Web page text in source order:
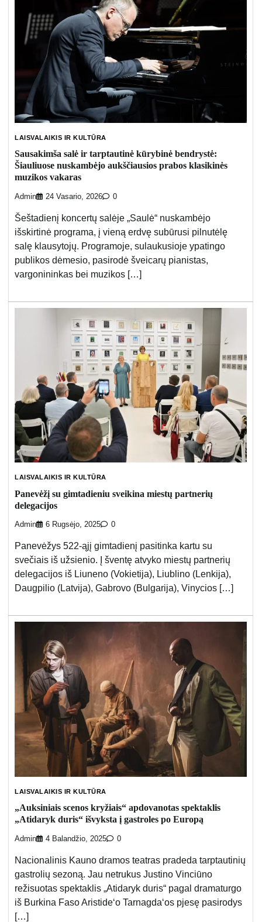
LAISVALAIKIS IR KULTŪRA
Sausakimša salė ir tarptautinė kūrybinė bendrystė:
Šiauliuose nuskambėjo aukščiausios prabos klasikinės
muzikos vakaras
Admin 24 Vasario, 2026 0
Šeštadienį koncertų salėje „Saulė“ nuskambėjo
išskirtinė programa, į vieną erdvę subūrusi pilnutėlę
salę klausytojų. Programoje, sulaukusioje ypatingo
publikos dėmesio, pasirodė šveicarų pianistas,
vargonininkas bei muzikos […]
LAISVALAIKIS IR KULTŪRA
Panevėžį su gimtadieniu sveikina miestų partnerių
delegacijos
Admin 6 Rugsėjo, 2025 0
Panevėžys 522-ąjį gimtadienį pasitinka kartu su
svečiais iš užsienio. Į šventę atvyko miestų partnerių
delegacijos iš Liuneno (Vokietija), Liublino (Lenkija),
Daugpilio (Latvija), Gabrovo (Bulgarija), Vinycios […]
LAISVALAIKIS IR KULTŪRA
„Auksiniais scenos kryžiais“ apdovanotas spektaklis
„Atidaryk duris“ išvyksta į gastroles po Europą
Admin 4 Balandžio, 2025 0
Nacionalinis Kauno dramos teatras pradeda tarptautinių
gastrolių sezoną. Jau netrukus Justino Vinciūno
režisuotas spektaklis „Atidaryk duris“ pagal dramaturgo
iš Burkina Faso Aristide‘o Tarnagda‘os pjesę pasirodys
[…]